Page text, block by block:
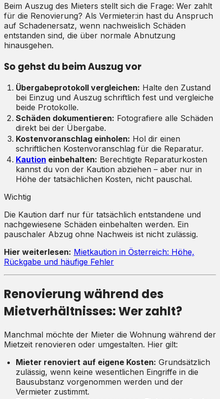
Beim Auszug des Mieters stellt sich die Frage: Wer zahlt
für die Renovierung? Als Vermieter:in hast du Anspruch
auf Schadenersatz, wenn nachweislich Schäden
entstanden sind, die über normale Abnutzung
hinausgehen.
So gehst du beim Auszug vor
Übergabeprotokoll vergleichen: Halte den Zustand
bei Einzug und Auszug schriftlich fest und vergleiche
beide Protokolle.
Schäden dokumentieren: Fotografiere alle Schäden
direkt bei der Übergabe.
Kostenvoranschlag einholen: Hol dir einen
schriftlichen Kostenvoranschlag für die Reparatur.
Kaution einbehalten: Berechtigte Reparaturkosten
kannst du von der Kaution abziehen – aber nur in
Höhe der tatsächlichen Kosten, nicht pauschal.
Wichtig
Die Kaution darf nur für tatsächlich entstandene und
nachgewiesene Schäden einbehalten werden. Ein
pauschaler Abzug ohne Nachweis ist nicht zulässig.
Hier weiterlesen: Mietkaution in Österreich: Höhe,
Rückgabe und häufige Fehler
Renovierung während des
Mietverhältnisses: Wer zahlt?
Manchmal möchte der Mieter die Wohnung während der
Mietzeit renovieren oder umgestalten. Hier gilt:
Mieter renoviert auf eigene Kosten: Grundsätzlich
zulässig, wenn keine wesentlichen Eingriffe in die
Bausubstanz vorgenommen werden und der
Vermieter zustimmt.